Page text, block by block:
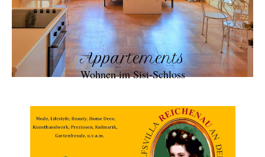
Appartements
Wohnen im Sisi-Schloss